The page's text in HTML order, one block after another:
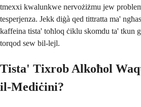
tmexxi kwalunkwe nervożiżmu jew
tesperjenza. Jekk diġà qed tittratta ma'
kaffeina tista' toħloq ċiklu skomdu ta' tkun
torqod sew bil-lejl.
Tista' Tixrob Alkoħol
il-Mediċini?